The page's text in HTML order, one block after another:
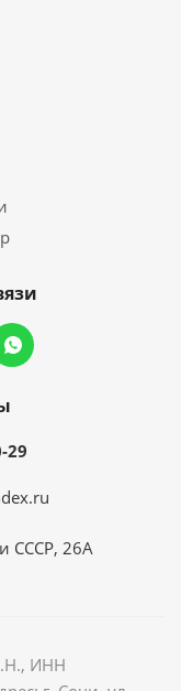
29
СССР, 26А
ИНН